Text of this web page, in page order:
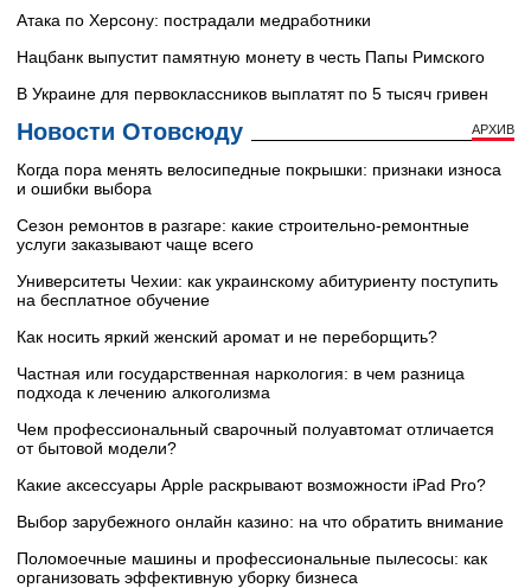
Атака по Херсону: пострадали медработники
Нацбанк выпустит памятную монету в честь Папы Римского
В Украине для первоклассников выплатят по 5 тысяч гривен
Новости Отовсюду АРХИВ
Когда пора менять велосипедные покрышки: признаки износа
и ошибки выбора
Сезон ремонтов в разгаре: какие строительно-ремонтные
услуги заказывают чаще всего
Университеты Чехии: как украинскому абитуриенту поступить
на бесплатное обучение
Как носить яркий женский аромат и не переборщить?
Частная или государственная наркология: в чем разница
подхода к лечению алкоголизма
Чем профессиональный сварочный полуавтомат отличается
от бытовой модели?
Какие аксессуары Apple раскрывают возможности iPad Pro?
Выбор зарубежного онлайн казино: на что обратить внимание
Поломоечные машины и профессиональные пылесосы: как
организовать эффективную уборку бизнеса